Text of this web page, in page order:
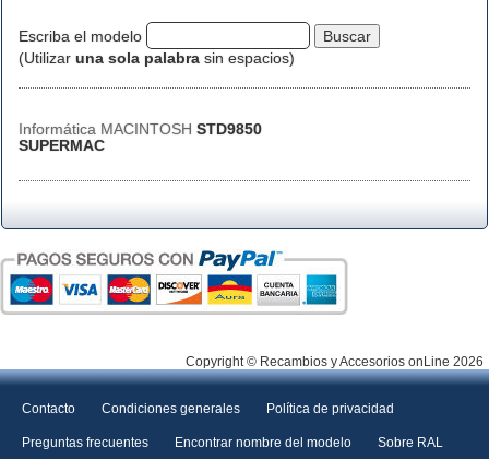
Escriba el modelo
(Utilizar una sola palabra sin espacios)
Informática MACINTOSH STD9850
SUPERMAC
Copyright © Recambios y Accesorios onLine 2026
Contacto Condiciones generales Política de privacidad
Preguntas frecuentes Encontrar nombre del modelo Sobre RAL